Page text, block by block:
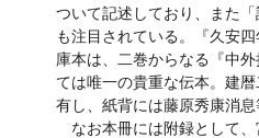
ついて記述しており、また
も注目されている。『久安
庫本は、二巻からなる『中
ては唯一の貴重な伝本。建
有し、紙背には藤原秀康消
なお本冊には附録として